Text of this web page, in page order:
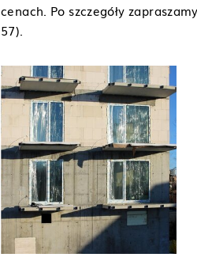
cenach. Po szczegóły
57).